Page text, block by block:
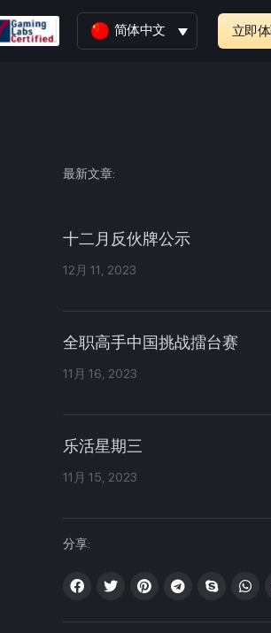
简体中文 立即
最新文章:
十二月反伙牌公示
12月 11, 2023
全职高手中国挑战擂台赛
11月 16, 2023
乐活星期三
11月 15, 2023
分享: